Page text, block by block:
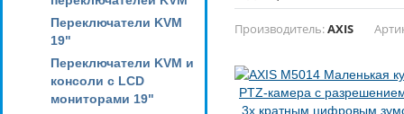
Переключатели KVM
19"
Переключатели KVM и
консоли с LCD
мониторами 19"
Производитель:AXIS